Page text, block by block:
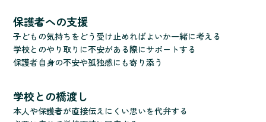
保護者への支援
子どもの気持ちをどう受け止めればよいか一緒に考える
学校とのやり取りに不安がある際にサポートする
保護者自身の不安や孤独感にも寄り添う
学校との橋渡し
本人や保護者が直接伝えにくい思いを代弁する